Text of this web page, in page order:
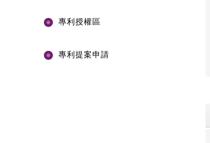
專利授權區
專利提案申請